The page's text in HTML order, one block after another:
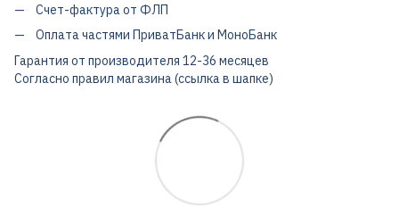
Счет-фактура от ФЛП
Оплата частями ПриватБанк и МоноБанк
Гарантия от производителя 12-36 месяцев
Согласно правил магазина (ссылка в шапке)